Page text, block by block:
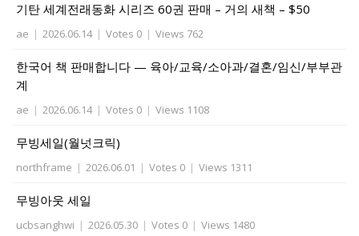
기탄 세계전래동화 시리즈 60권 판매 – 거의 새책 – $50
ae | 2026.06.14 | Votes 0 | Views 762
한국어 책 판매합니다 — 육아/교육/소아과/결혼/임신/부부관
계
ae | 2026.06.14 | Votes 0 | Views 1108
무빙세일(월넛크릭)
northframe | 2026.06.01 | Votes 0 | Views 1311
무빙아웃 세일
ucbsanghwi | 2026.05.30 | Votes 0 | Views 1480